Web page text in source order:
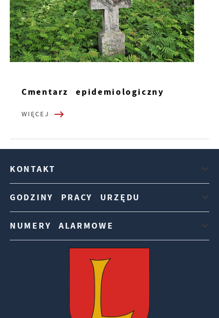
Cmentarz epidemiologiczny
WIĘCEJ
KONTAKT
GODZINY PRACY URZĘDU
NUMERY ALARMOWE